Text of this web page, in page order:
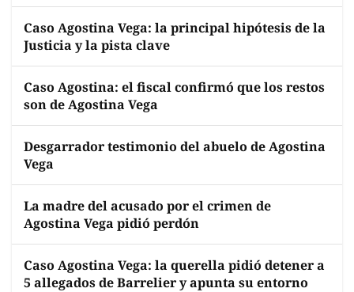
Caso Agostina Vega: la principal hipótesis de la
Justicia y la pista clave
Caso Agostina: el fiscal confirmó que los restos
son de Agostina Vega
Desgarrador testimonio del abuelo de Agostina
Vega
La madre del acusado por el crimen de
Agostina Vega pidió perdón
Caso Agostina Vega: la querella pidió detener a
5 allegados de Barrelier y apunta su entorno